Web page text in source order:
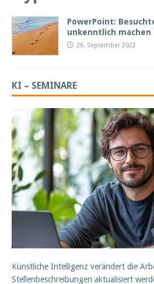
PowerPoint:
unkenntlich machen
26. September 2022
KI – SEMINARE
Künstliche Intelligenz verändert die
Stellenbeschreibungen aktualisiert